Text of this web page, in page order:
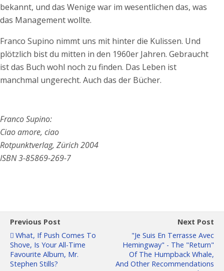
bekannt, und das Wenige war im wesentlichen das, was
das Management wollte.
Franco Supino nimmt uns mit hinter die Kulissen. Und
plötzlich bist du mitten in den 1960er Jahren. Gebraucht
ist das Buch wohl noch zu finden. Das Leben ist
manchmal ungerecht. Auch das der Bücher.
Franco Supino:
Ciao amore, ciao
Rotpunktverlag, Zürich 2004
ISBN 3-85869-269-7
Previous Post
What, If Push Comes To
Shove, Is Your All-Time
Favourite Album, Mr.
Stephen Stills?
Next Post
"Je Suis En Terrasse Avec
Hemingway" - The "return"
Of The Humpback Whale,
And Other Recommendations